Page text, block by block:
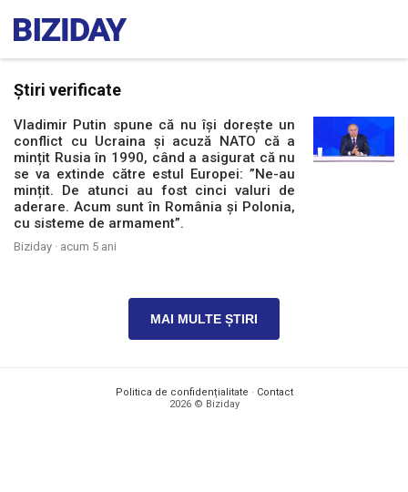
Știri verificate
Vladimir Putin spune că nu își dorește un
conflict cu Ucraina și acuză NATO că a
mințit Rusia în 1990, când a asigurat că nu
se va extinde către estul Europei: ”Ne-au
mințit. De atunci au fost cinci valuri de
aderare. Acum sunt în România și Polonia,
cu sisteme de armament”.
Biziday · acum 5 ani
MAI MULTE ȘTIRI
Politica de confidențialitate · Contact
2026 © Biziday